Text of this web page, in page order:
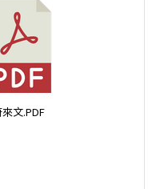
文.PDF